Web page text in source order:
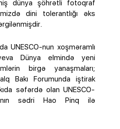
dünya şöhrətli fotoqraf
dini tolerantlığı əks
UNESCO-nun xoşməramlı
Dünya elmində yeni
birgə yanaşmaları;
Bakı Forumunda iştirak
səfərdə olan UNESCO-
sədri Hao Pinq ilə